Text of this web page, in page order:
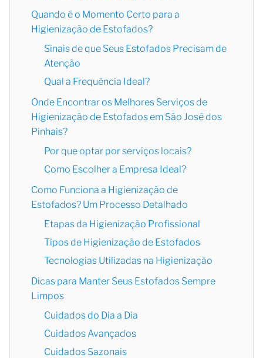
Quando é o Momento Certo para a
Higienização de Estofados?
Sinais de que Seus Estofados Precisam de
Atenção
Qual a Frequência Ideal?
Onde Encontrar os Melhores Serviços de
Higienização de Estofados em São José dos
Pinhais?
Por que optar por serviços locais?
Como Escolher a Empresa Ideal?
Como Funciona a Higienização de
Estofados? Um Processo Detalhado
Etapas da Higienização Profissional
Tipos de Higienização de Estofados
Tecnologias Utilizadas na Higienização
Dicas para Manter Seus Estofados Sempre
Limpos
Cuidados do Dia a Dia
Cuidados Avançados
Cuidados Sazonais